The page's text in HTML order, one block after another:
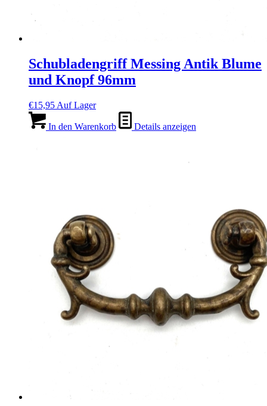
Schubladengriff Messing Antik Blume
und Knopf 96mm
€15,95 Auf Lager
In den Warenkorb Details anzeigen